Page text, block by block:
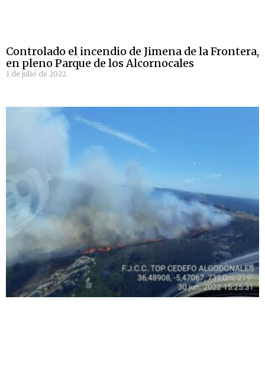
Controlado el incendio de Jimena de la Frontera,
en pleno Parque de los Alcornocales
1 de julio de 2022